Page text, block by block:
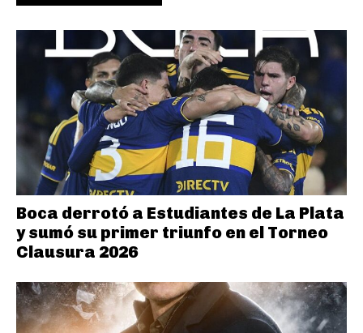
Boca derrotó a Estudiantes de La Plata
y sumó su primer triunfo en el Torneo
Clausura 2026